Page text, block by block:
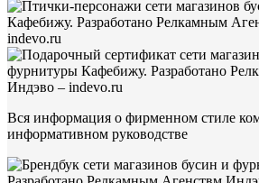
Вся информация о фирменном стиле
информативном руководстве